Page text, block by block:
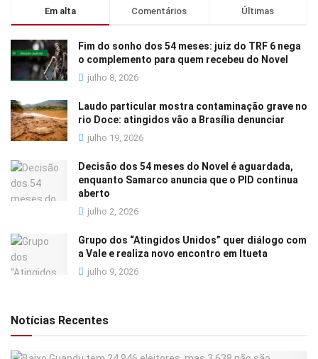
Em alta Comentários Últimas
Fim do sonho dos 54 meses: juiz do TRF 6 nega
o complemento para quem recebeu do Novel
julho 8, 2026
Laudo particular mostra contaminação grave no
rio Doce: atingidos vão a Brasília denunciar
julho 19, 2026
Decisão dos 54 meses do Novel é aguardada,
enquanto Samarco anuncia que o PID continua
aberto
julho 2, 2026
Grupo dos “Atingidos Unidos” quer diálogo com
a Vale e realiza novo encontro em Itueta
julho 9, 2026
Notícias Recentes